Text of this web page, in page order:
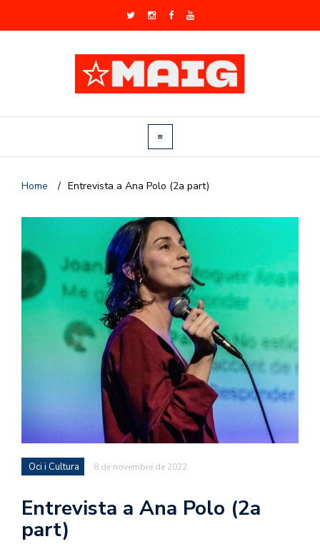
Home / Entrevista a Ana Polo (2a part)
Oci i Cultura 8 de novembre de 2022
Entrevista a Ana Polo (2a
part)